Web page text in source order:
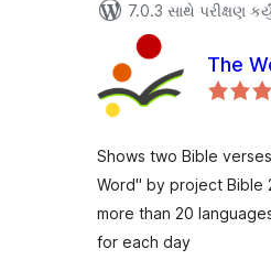
7.0.3 સાથે પરીક્ષણ
The
Shows two Bible
Word" by project Bible
more than 20
for each day